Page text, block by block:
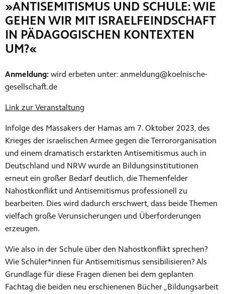
»ANTISEMITISMUS UND SCHULE: WIE
GEHEN WIR MIT ISRAELFEINDSCHAFT
IN PÄDAGOGISCHEN KONTEXTEN
UM?«
Anmeldung: wird erbeten unter: anmeldung@koelnische-
gesellschaft.de
Link zur Veranstaltung
Infolge des Massakers der Hamas am 7. Oktober 2023, des
Krieges der israelischen Armee gegen die Terrororganisation
und einem dramatisch erstarkten Antisemitismus auch in
Deutschland und NRW wurde an Bildungsinstitutionen
erneut ein großer Bedarf deutlich, die Themenfelder
Nahostkonflikt und Antisemitismus professionell zu
bearbeiten. Dies wird dadurch erschwert, dass beide Themen
vielfach große Verunsicherungen und Überforderungen
erzeugen.
Wie also in der Schule über den Nahostkonflikt sprechen?
Wie Schüler*innen für Antisemitismus sensibilisieren? Als
Grundlage für diese Fragen dienen bei dem geplanten
Fachtag die beiden neu erschienenen Bücher „Bildungsarbeit